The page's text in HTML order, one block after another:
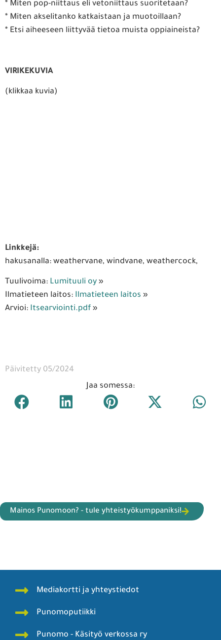
* Miten pop-niittaus eli vetoniittaus suoritetaan?
* Miten akselitanko katkaistaan ja muotoillaan?
* Etsi aiheeseen liittyvää tietoa muista oppiaineista?
VIRIKEKUVIA
(klikkaa kuvia)
Linkkejä:
hakusanalla: weathervane, windvane, weathercock,
Tuulivoima: Lumituuli oy »
Ilmatieteen laitos: Ilmatieteen laitos »
Arvioi: Itsearviointi.pdf »
Päivitetty 05/2024
Jaa somessa:
Mainos Punomoon? - tule yhteistyökumppaniksi!
Mediakortti ja yhteystiedot
Punomoputiikki
Punomo - Käsityö verkossa ry